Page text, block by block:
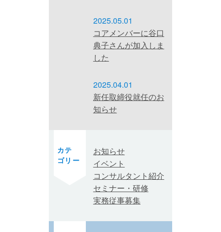
2025.05.01
コアメンバーに谷口
典子さんが加入しま
した
2025.04.01
新任取締役就任のお
知らせ
カテ
ゴリー
お知らせ
イベント
コンサルタント紹介
セミナー・研修
実務従事募集